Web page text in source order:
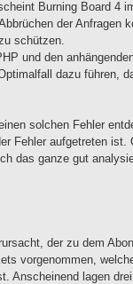
Burning Board 4
der Anfragen
schützen.
und den
dazu führen,
solchen Fehler
Fehler aufgetreten
das ganze gut
der zu dem
vorgenommen,
lagen